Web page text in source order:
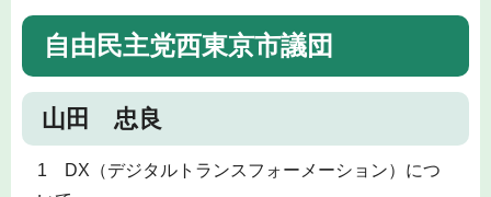
自由民主党西東京市議団
山田 忠良
1 DX（デジタルトランスフォーメーション）につ